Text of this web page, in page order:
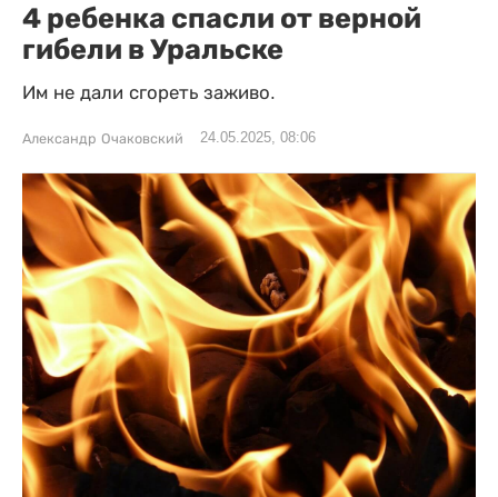
4 ребенка спасли от верной
гибели в Уральске
Им не дали сгореть заживо.
Александр Очаковский 24.05.2025, 08:06